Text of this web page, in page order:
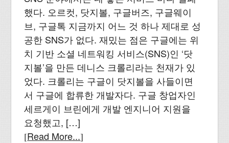
했다. 오르컷, 닷지볼, 구글버즈, 구글웨이
브, 구글톡 지금까지 어느 것 하나 제대로 성
공한 SNS가 없다. 재밌는 점은 구글에는 위
치 기반 소셜 네트워킹 서비스(SNS)인 ‘닷
지볼’을 만든 데니스 크롤리라는 천재가 있
었다. 크롤리는 구글이 닷지볼을 사들이면
서 구글에 합류한 개발자다. 구글 창업자인
세르게이 브린에게 개발 엔지니어 지원을
요청했고, […]
[Read More...]